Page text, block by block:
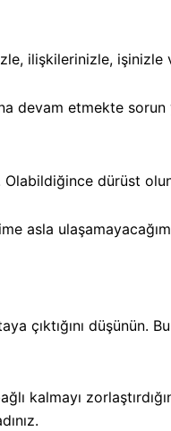
ilişkilerinizle,
devam etmekte sorun
dürüst
asla
çıktığını
kalmayı